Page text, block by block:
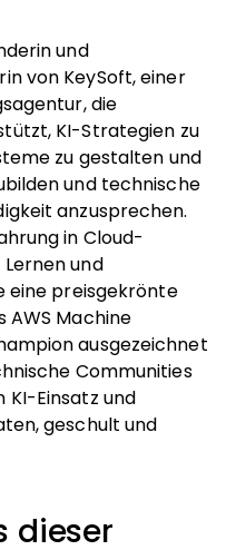
und
von KeySoft, einer
die
KI-Strategien zu
zu gestalten und
und technische
anzusprechen.
in Cloud-
und
eine preisgekrönte
AWS Machine
ausgezeichnet
Communities
Einsatz und
geschult und
dieser